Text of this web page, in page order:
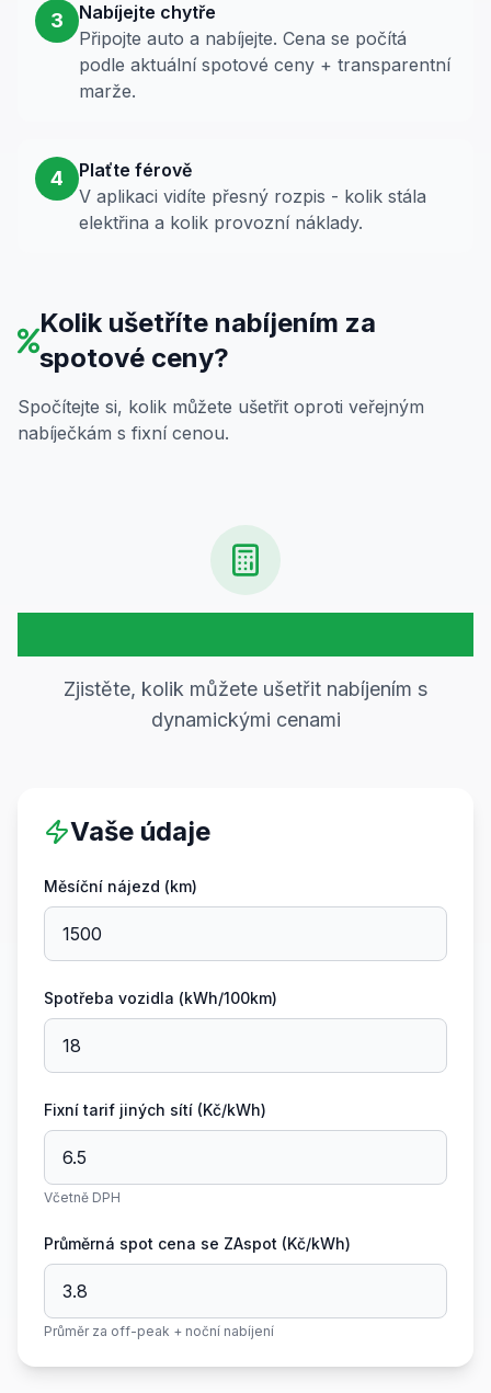
3
Nabíjejte chytře
Připojte auto a nabíjejte. Cena se počítá
podle aktuální spotové ceny + transparentní
marže.
4
Plaťte férově
V aplikaci vidíte přesný rozpis - kolik stála
elektřina a kolik provozní náklady.
Kolik ušetříte nabíjením za
spotové ceny?
Spočítejte si, kolik můžete ušetřit oproti veřejným
nabíječkám s fixní cenou.
Zjistěte, kolik můžete ušetřit nabíjením s
dynamickými cenami
Vaše údaje
Měsíční nájezd (km)
Spotřeba vozidla (kWh/100km)
Fixní tarif jiných sítí (Kč/kWh)
Včetně DPH
Průměrná spot cena se ZAspot (Kč/kWh)
Průměr za off-peak + noční nabíjení